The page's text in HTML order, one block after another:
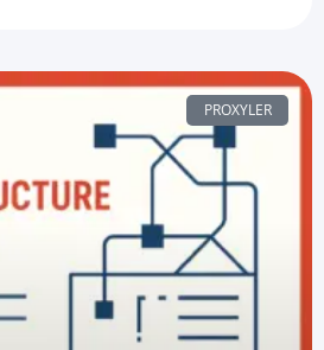
PROXYLER